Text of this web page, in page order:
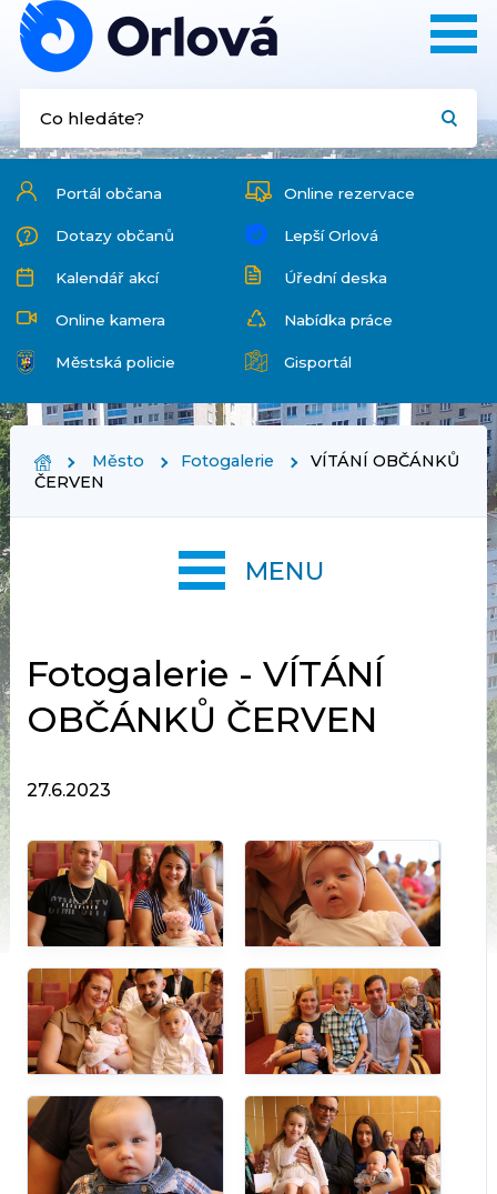
Portál občana Online rezervace
Dotazy občanů Lepší Orlová
Kalendář akcí Úřední deska
Online kamera Nabídka práce
Městská policie Gisportál
Město Fotogalerie
VÍTÁNÍ OBČÁNKŮ
ČERVEN
Fotogalerie - VÍTÁNÍ
OBČÁNKŮ ČERVEN
27.6.2023
MENU